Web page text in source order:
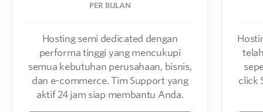
PER BULAN
Hosting semi dedicated dengan
performa tinggi yang mencukupi
semua kebutuhan perusahaan, bisnis,
dan e-commerce. Tim Support yang
aktif 24 jam siap membantu Anda.
click